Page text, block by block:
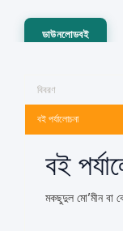
ডাউনলোডবই
বিবরণ
বই পর্যালোচনা
বই
মকছুদুল মো’মীন বা